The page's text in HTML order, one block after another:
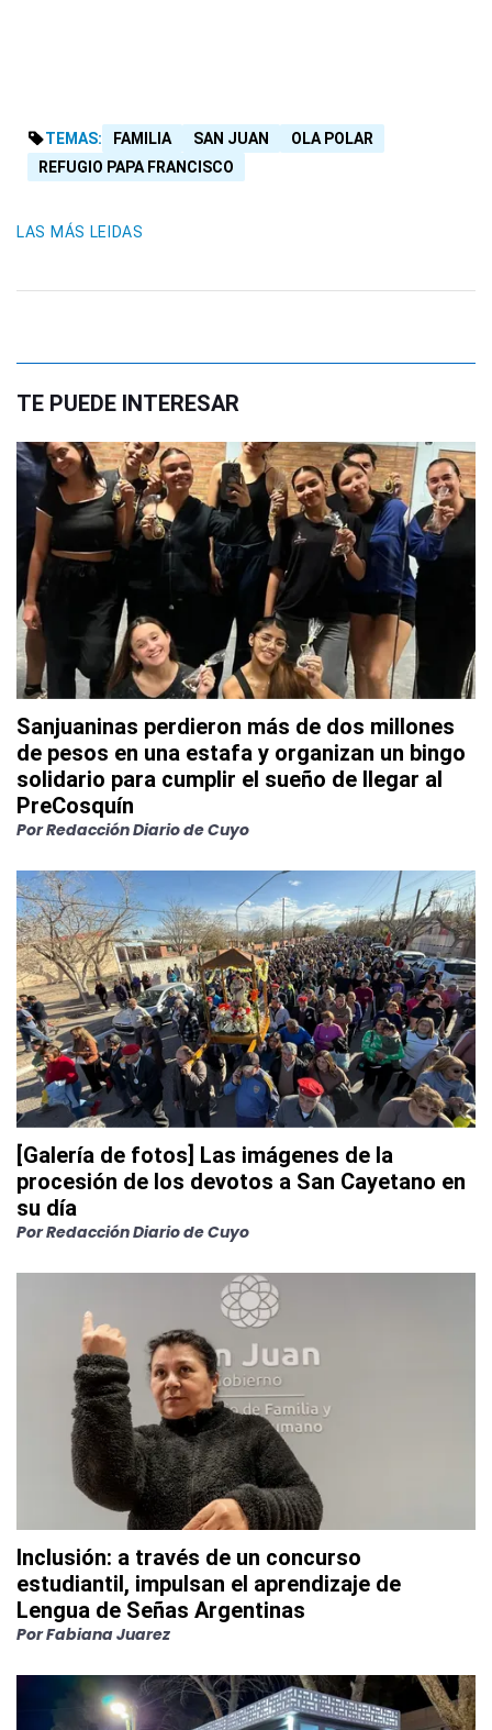
TEMAS: FAMILIA SAN JUAN
OLA POLAR
REFUGIO PAPA FRANCISCO
LAS MÁS LEIDAS
TE PUEDE INTERESAR
Sanjuaninas perdieron más de dos millones
de pesos en una estafa y organizan un bingo
solidario para cumplir el sueño de llegar al
PreCosquín
PorRedacción Diario de Cuyo
[Galería de fotos] Las imágenes de la
procesión de los devotos a San Cayetano en
su día
PorRedacción Diario de Cuyo
Inclusión: a través de un concurso
estudiantil, impulsan el aprendizaje de
Lengua de Señas Argentinas
PorFabiana Juarez